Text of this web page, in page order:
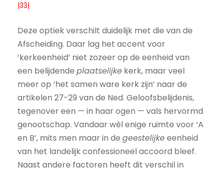
|33|
Deze optiek verschilt duidelijk met die van de
Afscheiding. Daar lag het accent voor
‘kerkeenheid’ niet zozeer op de eenheid van
een belijdende plaatselijke kerk, maar veel
meer op ‘het samen ware kerk zijn’ naar de
artikelen 27-29 van de Ned. Geloofsbelijdenis,
tegenover een — in haar ogen — vals hervormd
genootschap. Vandaar wèl enige ruimte voor ‘A
en B’, mits men maar in de geestelijkeeenheid
van het landelijk confessioneel accoord bleef.
Naast andere factoren heeft dit verschil in